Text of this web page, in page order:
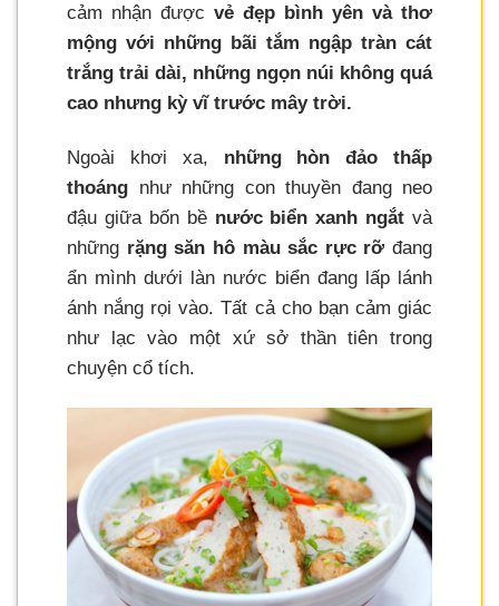
cảm nhận được vẻ đẹp bình yên và thơ
mộng với những bãi tắm ngập tràn cát
trắng trải dài, những ngọn núi không quá
cao nhưng kỳ vĩ trước mây trời.
Ngoài khơi xa, những hòn đảo thấp
thoáng như những con thuyền đang neo
đậu giữa bốn bề nước biển xanh ngắt và
những rặng săn hô màu sắc rực rỡ đang
ẩn mình dưới làn nước biển đang lấp lánh
ánh nắng rọi vào. Tất cả cho bạn cảm giác
như lạc vào một xứ sở thần tiên trong
chuyện cổ tích.